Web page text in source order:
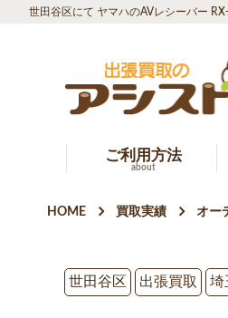
世田谷区にて ヤマハのAVレシーバー
ご利用方法
about
HOME 買取実績 オー
世田谷区
出張買取 埼